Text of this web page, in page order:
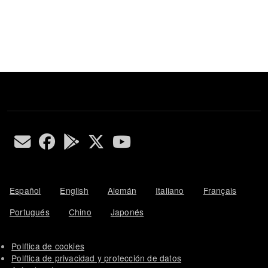
Español English Alemán Italiano
Français
Portugués
Chino Japonés
Política de cookies
Política de privacidad y protección de datos